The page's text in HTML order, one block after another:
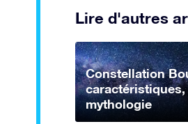
Lire d'autres
Constellation
mythologie